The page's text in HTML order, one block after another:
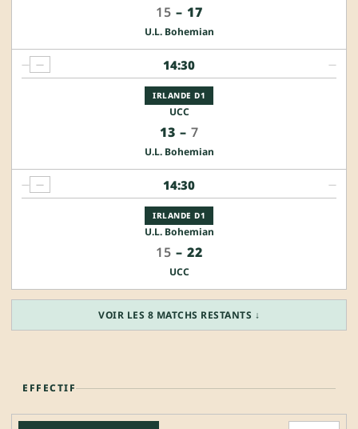
15 – 17
U.L. Bohemian
14:30
IRLANDE D1
UCC
13 – 7
U.L. Bohemian
— — —
14:30
IRLANDE D1
U.L. Bohemian
15 – 22
UCC
— — —
VOIR LES 8 MATCHS RESTANTS ↓
EFFECTIF